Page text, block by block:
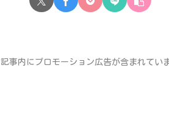
記事内にプロモーション広告が含まれてい